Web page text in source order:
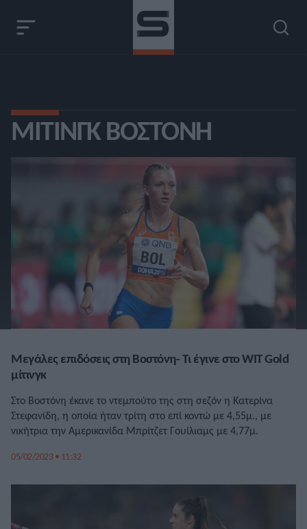
ΜΊΤΙΝΓΚ ΒΟΣΤΌΝΗ
Μεγάλες επιδόσεις στη Βοστόνη- Τι έγινε στο WIT Gold
μίτινγκ
Στο Βοστόνη έκανε το ντεμπούτο της στη σεζόν η Κατερίνα
Στεφανίδη, η οποία ήταν τρίτη στο επί κοντώ με 4,55μ., με
νικήτρια την Αμερικανίδα Μπρίτζετ Γουίλιαμς με 4,77μ.
05/02/2023 • 11:32